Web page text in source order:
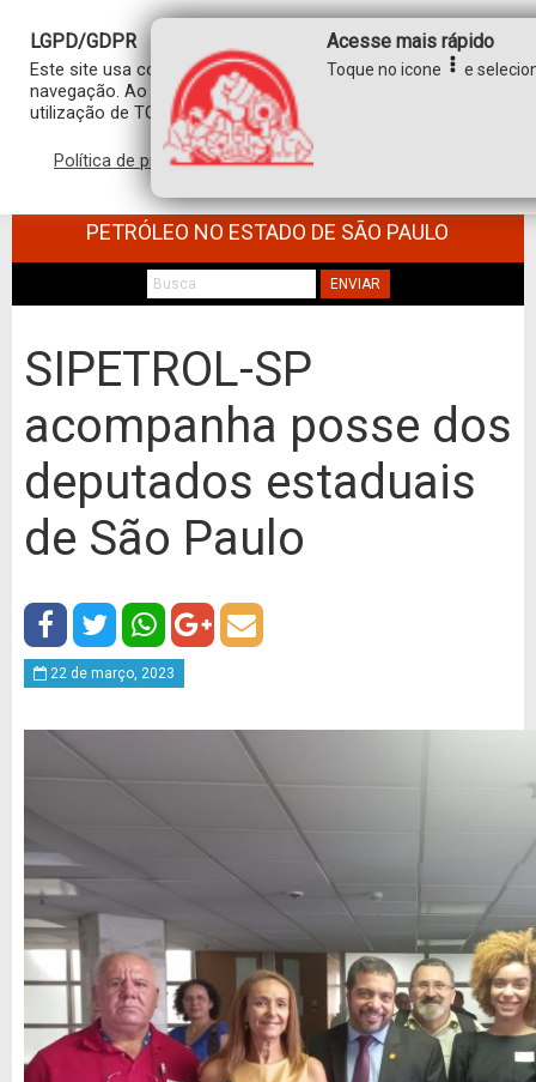
COMÉRCIO DE MINÉRIOS E DERIVADOS DE
PETRÓLEO NO ESTADO DE SÃO PAULO
ENVIAR
SIPETROL-SP
acompanha posse dos
deputados estaduais
de São Paulo
22 de março, 2023
LGPD/GDPR
Este site usa cookies para personalizar sua experiência de
navegação. Ao clicar em “aceitar”, você concorda com a
utilização de TODOS os cookies.
Política de privacidade Aceitar
Acesse mais rápido
Toque no icone e